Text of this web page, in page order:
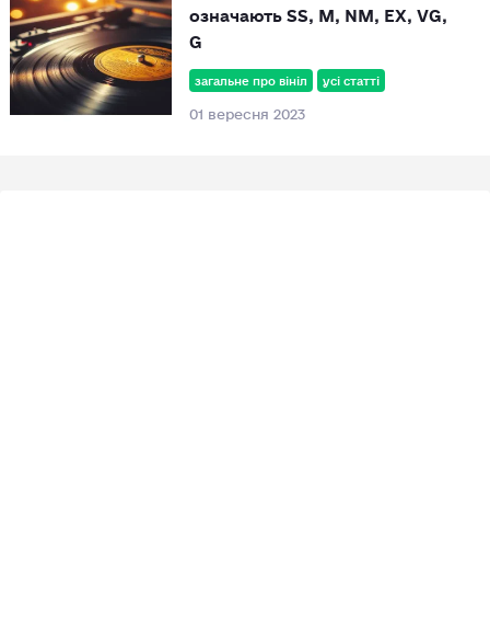
загальне про вініл усі статті
01 вересня 2023
означають SS, M, NM, EX, VG,
G